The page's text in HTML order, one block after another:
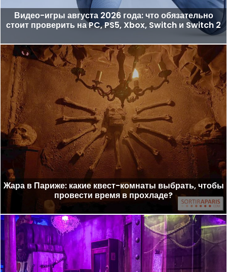
Видео-игры августа 2026 года: что обязательно
стоит проверить на PC, PS5, Xbox, Switch и Switch 2
Жара в Париже: какие квест-комнаты выбрать, чтобы
провести время в прохладе?